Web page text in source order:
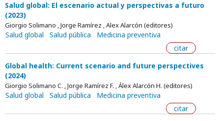
Salud global: El escenario actual y perspectivas a futuro
(2023)
Giorgio Solimano , Jorge Ramírez , Alex Alarcón (editores)
Salud global Salud pública
Medicina preventiva
citar
Global health: Current scenario and future perspectives
(2024)
Giorgio Solimano C. , Jorge Ramírez F. , Álex Alarcón H. (editores)
Salud global Salud pública
Medicina preventiva
citar